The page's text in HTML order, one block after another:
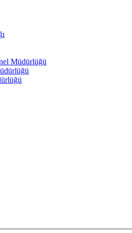
Müdürlüğü